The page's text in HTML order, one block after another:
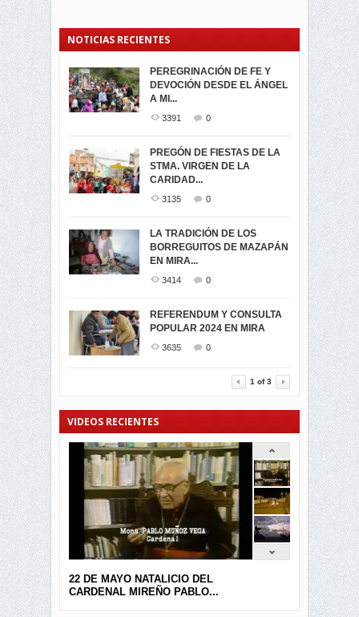
NOTICIAS RECIENTES
PEREGRINACIÓN DE FE Y
DEVOCIÓN DESDE EL ÁNGEL
A MI...
3391 0
PREGÓN DE FIESTAS DE LA
STMA. VIRGEN DE LA
CARIDAD...
3135 0
LA TRADICIÓN DE LOS
BORREGUITOS DE MAZAPÁN
EN MIRA...
3414 0
REFERENDUM Y CONSULTA
POPULAR 2024 EN MIRA
3635 0
PROCESIÓN DE LA VIRGEN
DE LA CARIDAD 2024
3061
-ENCENDIDO DEL ARBOL DE
...
MIRA
3440
TRIUNFO DE...
SEGUNDA VUELTA
ELECCIONES
PRESIDENCIALES 2023 EN
M...
ELECCION CRUCIAL:
SEGUNDA VUELTA
PRESIDENCIAL EL 1...
VIRTUALES ASAMBLEISTAS
POR LA PROVINCIA DEL
CARCHI...
MIRA.EC FUE
GALARDONADA
1 of3
VIDEOS RECIENTES
22 DE MAYO NATALICIO DEL
CARDENAL MIREÑO PABLO...